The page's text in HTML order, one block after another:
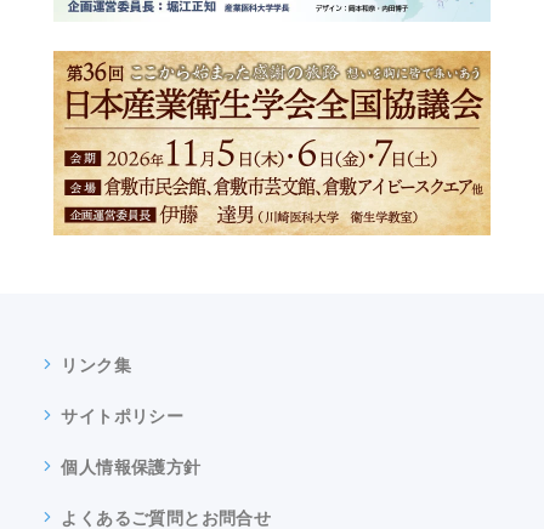
リンク集
サイトポリシー
個人情報保護方針
よくあるご質問とお問合せ